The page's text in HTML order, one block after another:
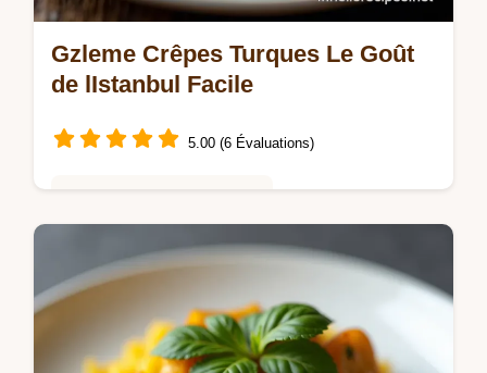
Gzleme Crêpes Turques Le Goût
de lIstanbul Facile
5.00 (6 Évaluations)
Envie de Gzleme Crêpes Turques Au
Fromage Ma recette facile et authentique
vous transporte à Istanbul Pâte fine fromage
fondant Un vrai délice Venez la…